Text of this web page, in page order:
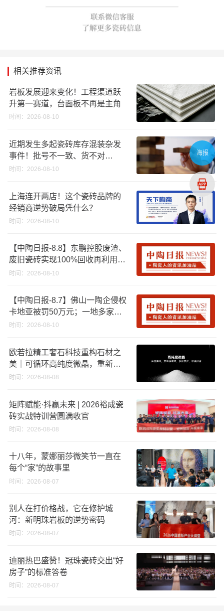
相关推荐资讯
岩板发展迎来变化！工程渠道跃
升第一赛道，台面板不再是主角
时间：2026-08-10
近期发生多起瓷砖库存混装杂发
事件！批号不一致、货不对
板……
时间：2026-08-10
上海连开两店！这个瓷砖品牌的
经销商逆势破局凭什么？
时间：2026-08-10
【中陶日报-8.8】东鹏控股废渣、
废旧瓷砖实现100%回收再利用；
江西一陶企资产将以2670.88万起
合格
时间：2026-08-10
【中陶日报-8.7】佛山一陶企侵权
卡地亚被罚50万元；一地多家陶
企将涨价；福建持续推进“煤改气”
时间：2026-08-10
欧若拉精工奢石科技重构石材之
美｜可循环高纯度微晶，重新定
义高端奢石原料
时间：2026-08-08
矩阵赋能·抖赢未来 | 2026裕成瓷
砖实战特训营圆满收官
时间：2026-08-08
十八年，蒙娜丽莎微笑节一直在
每个“家”的故事里
时间：2026-08-07
别人在打价格战，它在修护城
河：新明珠岩板的逆势密码
时间：2026-08-07
迪丽热巴盛赞！冠珠瓷砖交出“好
房子”的标准答卷
时间：2026-08-07
海报